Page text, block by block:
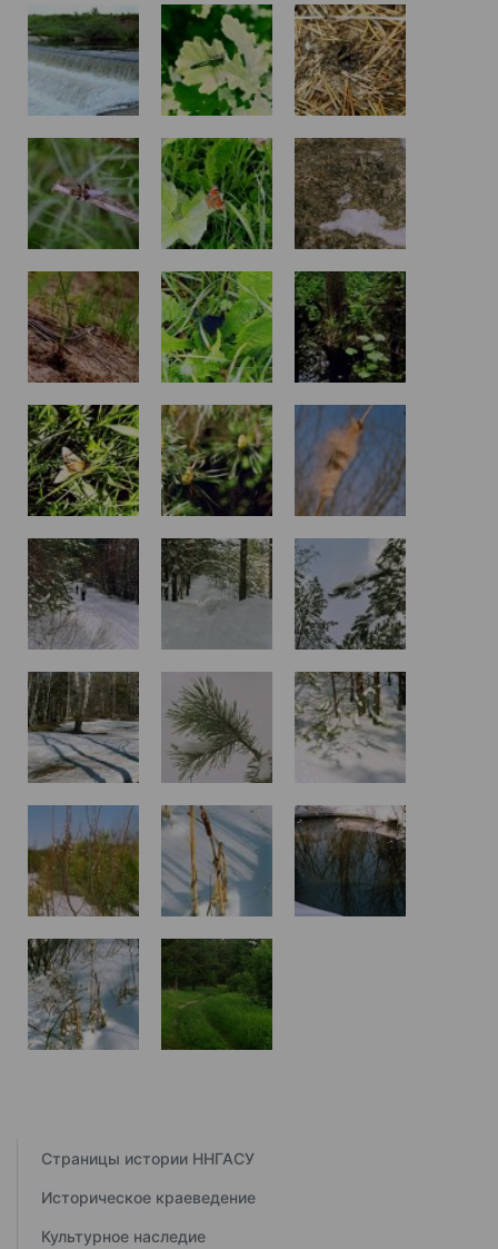
Страницы истории ННГАСУ
Историческое краеведение
Культурное наследие